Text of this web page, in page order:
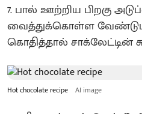
7. பால் ஊற்றிய பிறகு
வைத்துக்கொள்ள
கொதித்தால் சாக்லேட்டின்
Hot chocolate recipe AI image